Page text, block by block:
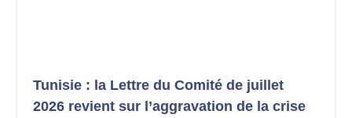
Tunisie : la Lettre du Comité de juillet
2026 revient sur l’aggravation de la crise